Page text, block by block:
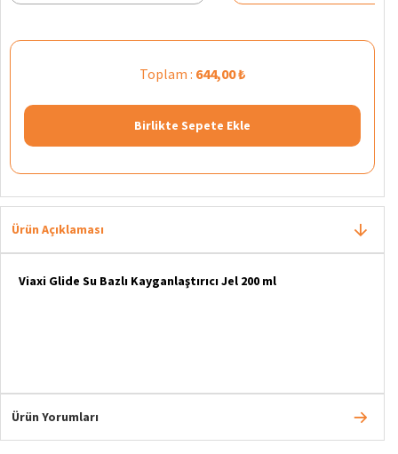
Toplam : 644,00 ₺
Birlikte Sepete Ekle
Ürün Açıklaması
Viaxi Glide Su Bazlı Kayganlaştırıcı Jel 200 ml
Ürün Yorumları